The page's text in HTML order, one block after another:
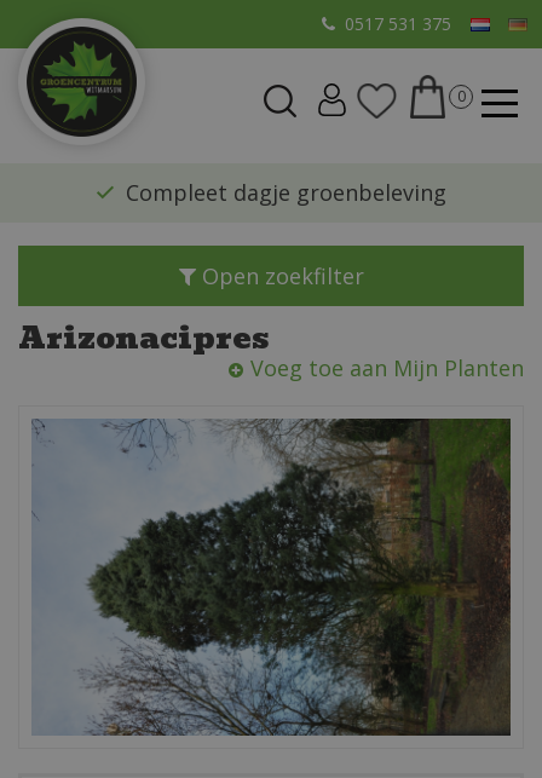
a
0517 531 375
​Compleet dagje groenbeleving
Open zoekfilter
Arizonacipres
Voeg toe aan Mijn Planten